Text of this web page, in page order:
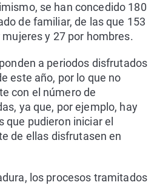
se han concedido 180
de familiar, de las que 153
y 27 por hombres.
a periodos disfrutados
este año, por lo que no
con el número de
ya que, por ejemplo, hay
que pudieron iniciar el
de ellas disfrutasen en
los procesos tramitados